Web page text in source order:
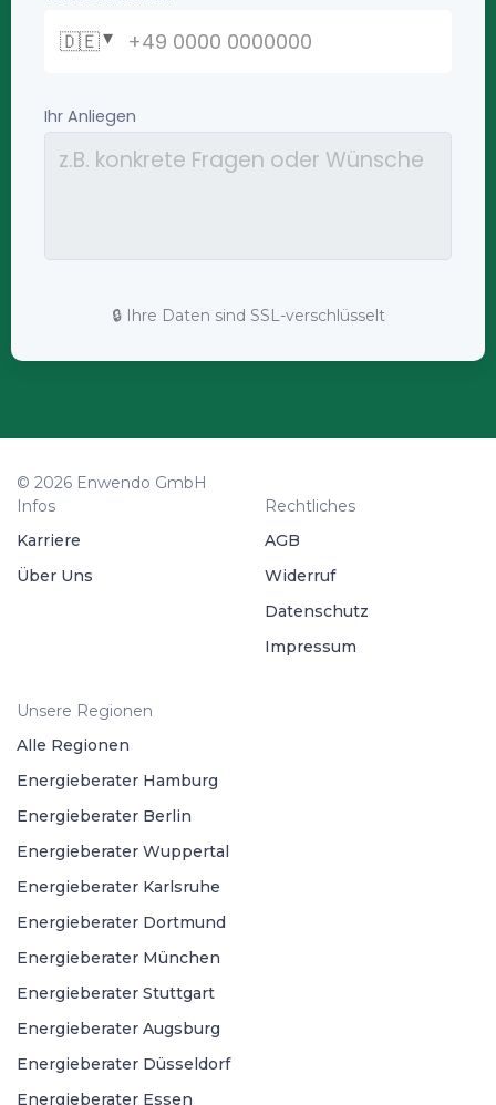
🔒 Ihre Daten sind SSL-verschlüsselt
© 2026 Enwendo GmbH
Infos
Karriere
Über Uns
Rechtliches
AGB
Widerruf
Datenschutz
Impressum
Unsere Regionen
Alle Regionen
Energieberater Hamburg
Energieberater Berlin
Energieberater Wuppertal
Energieberater Karlsruhe
Energieberater Dortmund
Energieberater München
Energieberater Stuttgart
Energieberater Augsburg
Energieberater Düsseldorf
Energieberater Essen